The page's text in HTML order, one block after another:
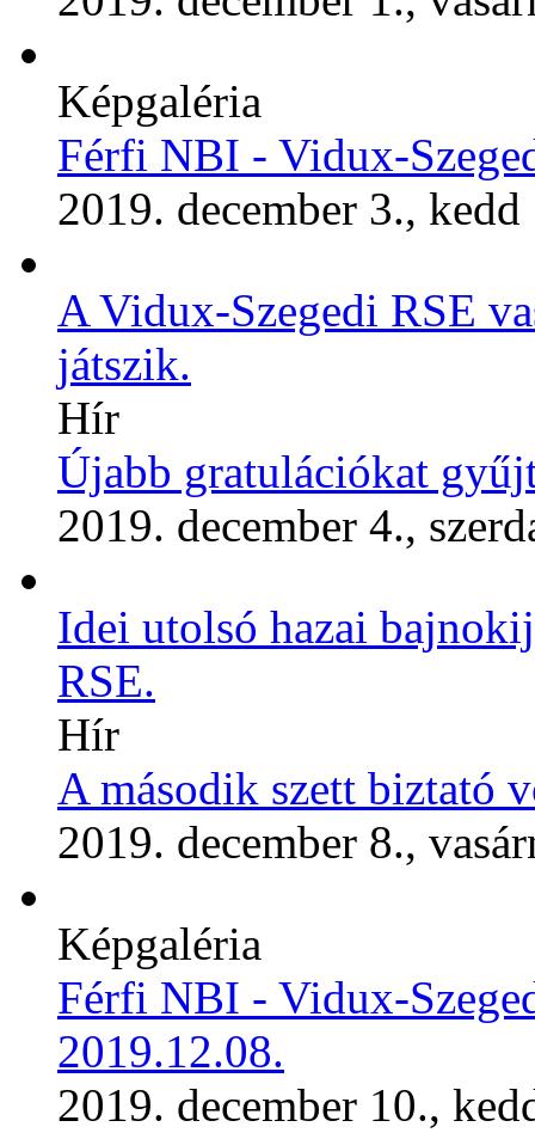
Képgaléria
Férfi NBI - Vidux-
2019. december 3., kedd
A Vidux-Szegedi RSE
játszik.
Hír
Újabb gratulációkat
2019. december 4.,
Idei utolsó hazai
RSE.
Hír
A második szett biztató
2019. december 8.,
Képgaléria
Férfi NBI - Vidux-
2019.12.08.
2019. december 10.,